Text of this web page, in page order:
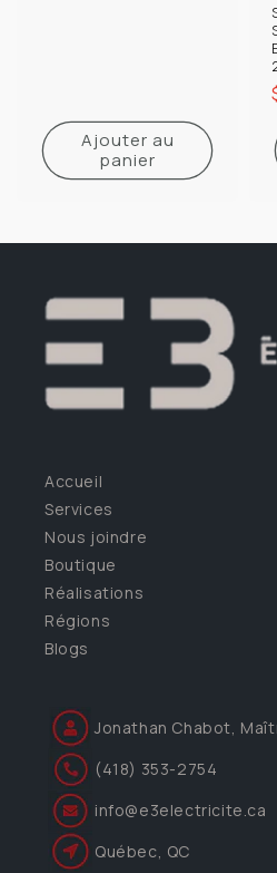
Ajouter au
panier
Accueil
Services
Nous joindre
Boutique
Réalisations
Régions
Blogs
Jonathan Chabot,
(418) 353-2754
info@e3electricite.ca
Québec, QC